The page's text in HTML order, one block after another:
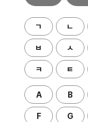
ㄱ ㄴ
ㅂ ㅅ
ㅋ ㅌ
A B
F G